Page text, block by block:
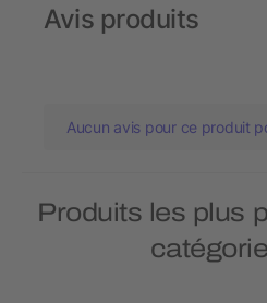
Avis produits
Aucun avis pour ce produit
Produits les plus